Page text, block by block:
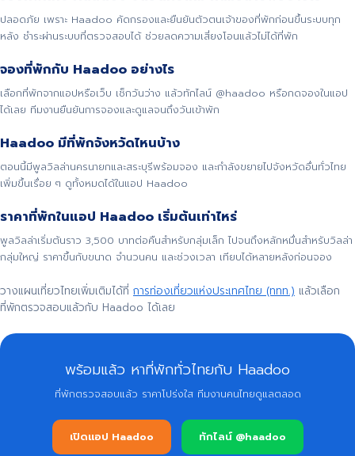
ปลอดภัย เพราะ Haadoo คัดกรองและยืนยันตัวตนเจ้าของที่พักก่อนขึ้นระบบทุก
หลัง ชำระผ่านระบบที่ตรวจสอบได้ ช่วยลดความเสี่ยงโอนแล้วไม่ได้ที่พัก
จองที่พักกับ Haadoo อย่างไร
เลือกที่พักจากแอปหรือเว็บ เช็กวันว่าง แล้วทักไลน์ @haadoo หรือกดจองในแอป
ได้เลย ทีมงานยืนยันการจองและดูแลจนถึงวันเข้าพัก
Haadoo มีที่พักจังหวัดไหนบ้าง
ตอนนี้มีพูลวิลล่านครนายกและสระบุรีพร้อมจอง และกำลังขยายไปจังหวัดอื่นทั่วไทย
เพิ่มขึ้นเรื่อย ๆ ดูทั้งหมดได้ในแอป Haadoo
ราคาที่พักในแอป Haadoo เริ่มต้นเท่าไหร่
พูลวิลล่าเริ่มต้นราว 3,500 บาทต่อคืนสำหรับกลุ่มเล็ก ไปจนถึงหลักหมื่นสำหรับวิลล่า
กลุ่มใหญ่ ราคาขึ้นกับขนาด จำนวนคน และช่วงเวลา เทียบได้หลายหลังก่อนจอง
วางแผนเที่ยวไทยเพิ่มเติมได้ที่ การท่องเที่ยวแห่งประเทศไทย (ททท.) แล้วเลือก
ที่พักตรวจสอบแล้วกับ Haadoo ได้เลย
พร้อมแล้ว หาที่พักทั่วไทยกับ Haadoo
ที่พักตรวจสอบแล้ว ราคาโปร่งใส ทีมงานคนไทยดูแลตลอด
เปิดแอป Haadoo ทักไลน์ @haadoo